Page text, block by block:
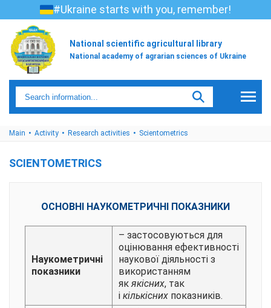
#Ukraine starts with you, remember!
National scientific agricultural library
National academy of agrarian sciences of Ukraine
Main Activity Research activities Scientometrics
SCIENTOMETRICS
ОСНОВНІ НАУКОМЕТРИЧНІ ПОКАЗНИКИ
Наукометричні
показники
– застосовуються для
оцінювання ефективності
наукової діяльності з
використанням
якякісних, так
і кількісних показників.